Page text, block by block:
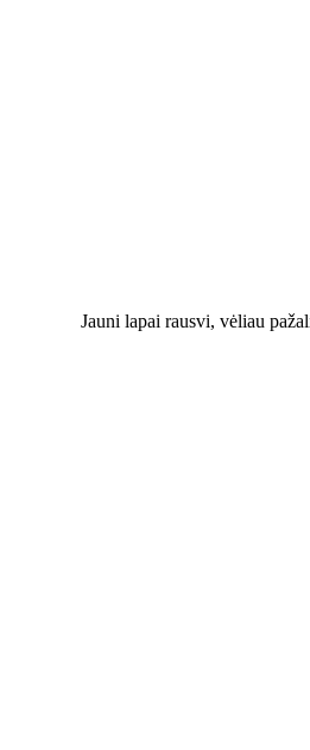
Jauni lapai rausvi, vėliau